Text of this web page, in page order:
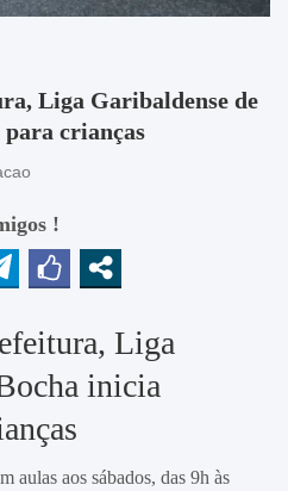
Liga Garibaldense de
crianças
!
Liga
inicia
aulas aos sábados, das 9h às